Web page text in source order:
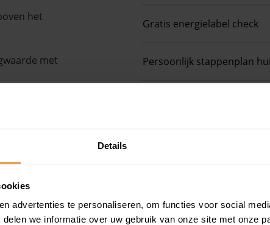
Details
advertenties te personaliseren, om functies voor social
we informatie over uw gebruik van onze site met onze
het
met
Gratis energielabel check
Persoonlijk stappenplan